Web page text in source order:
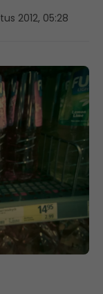
2012, 05:28